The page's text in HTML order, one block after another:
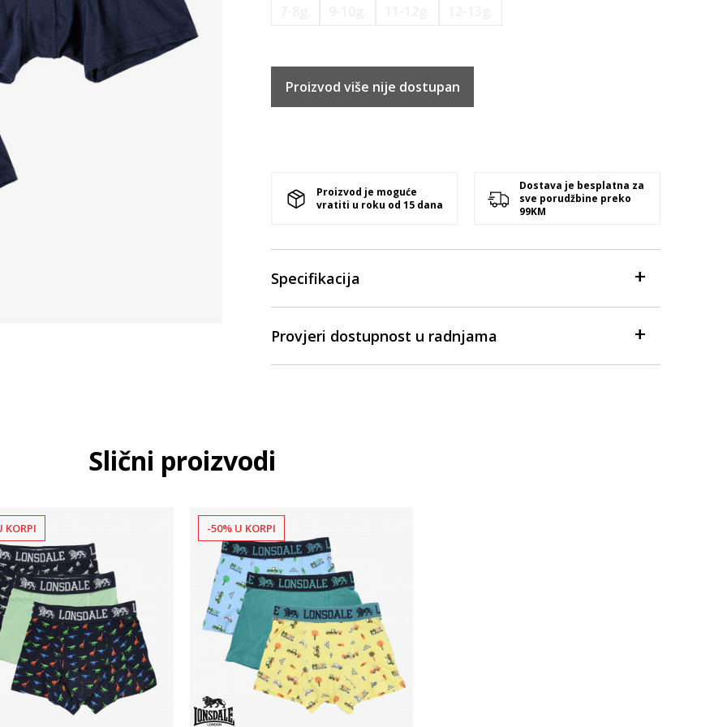
Proizvod više nije dostupan
Proizvod je moguće
vratiti u roku od 15 dana
Dostava je besplatna za
sve porudžbine preko
99KM
Specifikacija
Provjeri dostupnost u radnjama
Slični proizvodi
KORPI -50% U KORPI